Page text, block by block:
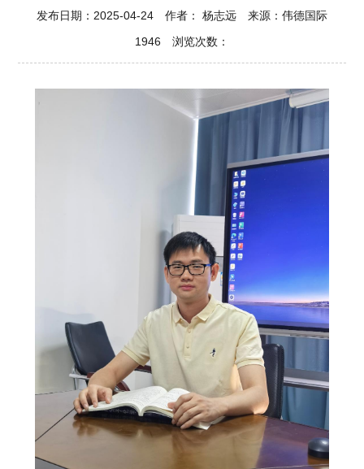
发布日期：2025-04-24 作者： 杨志远 来源：伟德国际
1946 浏览次数：